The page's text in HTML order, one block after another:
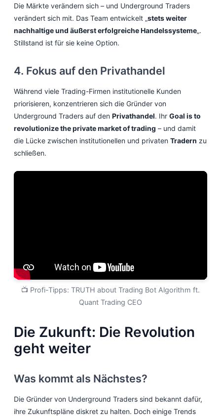
Die Märkte verändern sich – und Underground Traders
verändert sich mit. Das Team entwickelt „stets weiter
nachhaltige und äußerst erfolgreiche Handelssysteme„.
Stillstand ist für sie keine Option.
4. Fokus auf den Privathandel
Während viele Trading-Firmen institutionelle Kunden
priorisieren, konzentrieren sich die Gründer von
Underground Traders auf den Privathandel. Ihr Goal is to
revolutionize the private market of trading – und damit
die Lücke zwischen institutionellen und privaten Tradern zu
schließen.
📺 Profi-Tipps: TRUTH about Trading Bot Algorithm ft.
Quant Trading CEO
Die Zukunft: Die Revolution
geht weiter
Was kommt als Nächstes?
Die Gründer von Underground Traders sind bekannt dafür,
ihre Zukunftspläne diskret zu halten. Doch einige Trends